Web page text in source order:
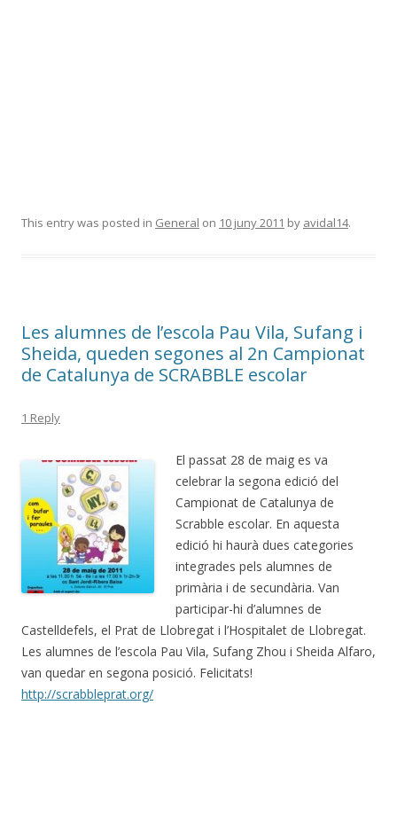
This entry was posted in General on 10 juny 2011 by avidal14.
Les alumnes de l’escola Pau Vila, Sufang i
Sheida, queden segones al 2n Campionat
de Catalunya de SCRABBLE escolar
1 Reply
El passat 28 de maig es va
celebrar la segona edició del
Campionat de Catalunya de
Scrabble escolar. En aquesta
edició hi haurà dues categories
integrades pels alumnes de
primària i de secundària. Van
participar-hi d’alumnes de
Castelldefels, el Prat de Llobregat i l’Hospitalet de Llobregat.
Les alumnes de l’escola Pau Vila, Sufang Zhou i Sheida Alfaro,
van quedar en segona posició. Felicitats!
http://scrabbleprat.org/